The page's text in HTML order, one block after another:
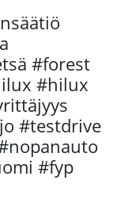
#forest
#hilux
#testdrive
#fyp